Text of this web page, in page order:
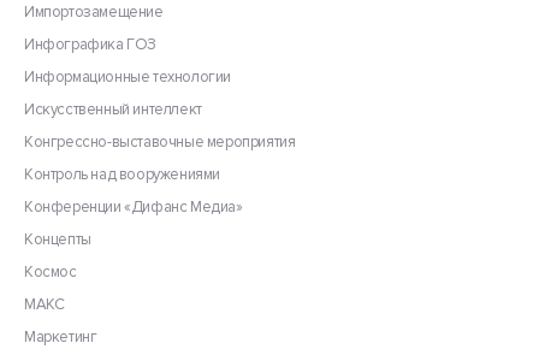
Импортозамещение
Инфографика ГОЗ
Информационные технологии
Искусственный интеллект
Конгрессно-выставочные мероприятия
Контроль над вооружениями
Конференции «Дифанс Медиа»
Концепты
Космос
МАКС
Маркетинг